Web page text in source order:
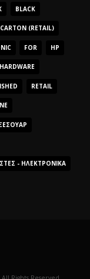
BLACK
CARTON (RETAIL)
FOR HP
RETAIL
- ΗΛΕΚΤΡΟΝΙΚΆ